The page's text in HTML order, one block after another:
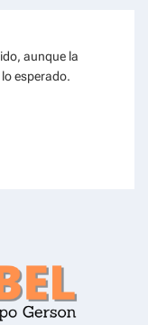
aunque la
esperado.